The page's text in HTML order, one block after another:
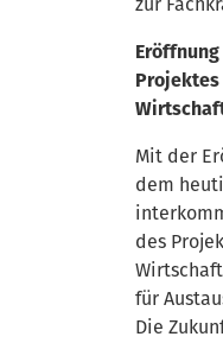
Mit der
dem
des
für
Die